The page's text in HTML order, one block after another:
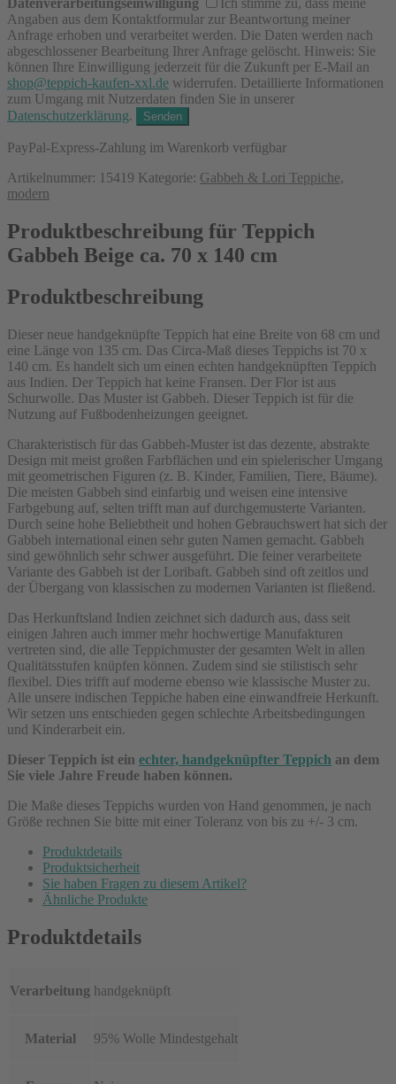
Datenverarbeitungseinwilligung
Ich stimme zu, dass meine
Angaben aus dem Kontaktformular zur Beantwortung meiner
Anfrage erhoben und verarbeitet werden. Die Daten werden nach
abgeschlossener Bearbeitung Ihrer Anfrage gelöscht. Hinweis: Sie
können Ihre Einwilligung jederzeit für die Zukunft per E-Mail an
shop@teppich-kaufen-xxl.de widerrufen. Detaillierte Informationen
zum Umgang mit Nutzerdaten finden Sie in unserer
Datenschutzerklärung.
PayPal-Express-Zahlung im Warenkorb verfügbar
Artikelnummer: 15419 Kategorie: Gabbeh & Lori Teppiche,
modern
Produktbeschreibung für Teppich
Gabbeh Beige ca. 70 x 140 cm
Produktbeschreibung
Dieser neue handgeknüpfte Teppich hat eine Breite von 68 cm und
eine Länge von 135 cm. Das Circa-Maß dieses Teppichs ist 70 x
140 cm. Es handelt sich um einen echten handgeknüpften Teppich
aus Indien. Der Teppich hat keine Fransen. Der Flor ist aus
Schurwolle. Das Muster ist Gabbeh. Dieser Teppich ist für die
Nutzung auf Fußbodenheizungen geeignet.
Charakteristisch für das Gabbeh-Muster ist das dezente, abstrakte
Design mit meist großen Farbflächen und ein spielerischer Umgang
mit geometrischen Figuren (z. B. Kinder, Familien, Tiere, Bäume).
Die meisten Gabbeh sind einfarbig und weisen eine intensive
Farbgebung auf, selten trifft man auf durchgemusterte Varianten.
Durch seine hohe Beliebtheit und hohen Gebrauchswert hat sich der
Gabbeh international einen sehr guten Namen gemacht. Gabbeh
sind gewöhnlich sehr schwer ausgeführt. Die feiner verarbeitete
Variante des Gabbeh ist der Loribaft. Gabbeh sind oft zeitlos und
der Übergang von klassischen zu modernen Varianten ist fließend.
Das Herkunftsland Indien zeichnet sich dadurch aus, dass seit
einigen Jahren auch immer mehr hochwertige Manufakturen
vertreten sind, die alle Teppichmuster der gesamten Welt in allen
Qualitätsstufen knüpfen können. Zudem sind sie stilistisch sehr
flexibel. Dies trifft auf moderne ebenso wie klassische Muster zu.
Alle unsere indischen Teppiche haben eine einwandfreie Herkunft.
Wir setzen uns entschieden gegen schlechte Arbeitsbedingungen
und Kinderarbeit ein.
Dieser Teppich ist ein echter, handgeknüpfter Teppich an dem
Sie viele Jahre Freude haben können.
Die Maße dieses Teppichs wurden von Hand genommen, je nach
Größe rechnen Sie bitte mit einer Toleranz von bis zu +/- 3 cm.
Produktdetails
Produktsicherheit
Sie haben Fragen zu diesem Artikel?
Ähnliche Produkte
Produktdetails
Verarbeitung handgeknüpft
Material 95% Wolle Mindestgehalt